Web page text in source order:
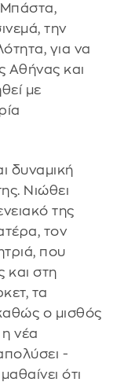
Μπάστα,
την
για να
Αθήνας και
με
δυναμική
Νιώθει
της
τον
που
και στη
τα
ο μισθός
η νέα
-
ότι